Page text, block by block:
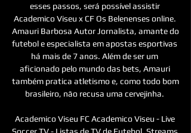
esses passos, será possível assistir
Academico Viseu x CF Os Belenenses online.
Amauri Barbosa Autor Jornalista, amante do
futebol e especialista em apostas esportivas
há mais de 7 anos. Além de ser um
aficionado pelo mundo das bets, Amauri
também pratica atletismo e, como todo bom
brasileiro, não recusa uma cervejinha.
Academico Viseu FC Academico Viseu - Live